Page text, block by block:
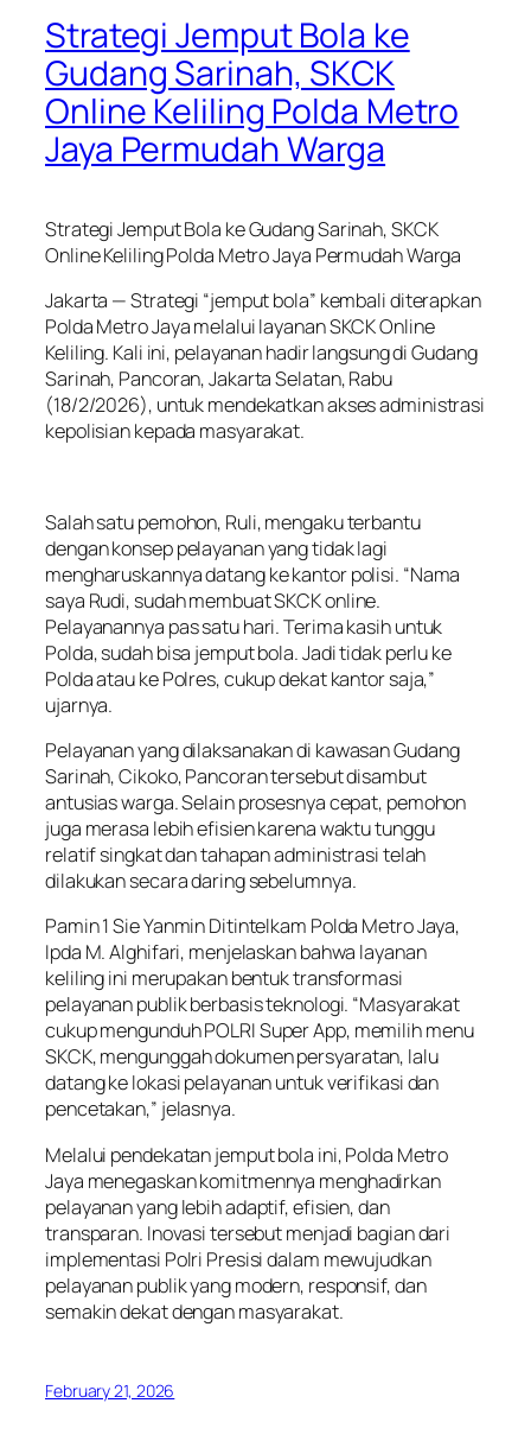
Strategi Jemput Bola ke
Gudang Sarinah, SKCK
Online Keliling Polda Metro
Jaya Permudah Warga
Strategi Jemput Bola ke Gudang Sarinah, SKCK
Online Keliling Polda Metro Jaya Permudah Warga
Jakarta — Strategi “jemput bola” kembali diterapkan
Polda Metro Jaya melalui layanan SKCK Online
Keliling. Kali ini, pelayanan hadir langsung di Gudang
Sarinah, Pancoran, Jakarta Selatan, Rabu
(18/2/2026), untuk mendekatkan akses administrasi
kepolisian kepada masyarakat.
Salah satu pemohon, Ruli, mengaku terbantu
dengan konsep pelayanan yang tidak lagi
mengharuskannya datang ke kantor polisi. “Nama
saya Rudi, sudah membuat SKCK online.
Pelayanannya pas satu hari. Terima kasih untuk
Polda, sudah bisa jemput bola. Jadi tidak perlu ke
Polda atau ke Polres, cukup dekat kantor saja,”
ujarnya.
Pelayanan yang dilaksanakan di kawasan Gudang
Sarinah, Cikoko, Pancoran tersebut disambut
antusias warga. Selain prosesnya cepat, pemohon
juga merasa lebih efisien karena waktu tunggu
relatif singkat dan tahapan administrasi telah
dilakukan secara daring sebelumnya.
Pamin 1 Sie Yanmin Ditintelkam Polda Metro Jaya,
Ipda M. Alghifari, menjelaskan bahwa layanan
keliling ini merupakan bentuk transformasi
pelayanan publik berbasis teknologi. “Masyarakat
cukup mengunduh POLRI Super App, memilih menu
SKCK, mengunggah dokumen persyaratan, lalu
datang ke lokasi pelayanan untuk verifikasi dan
pencetakan,” jelasnya.
Melalui pendekatan jemput bola ini, Polda Metro
Jaya menegaskan komitmennya menghadirkan
pelayanan yang lebih adaptif, efisien, dan
transparan. Inovasi tersebut menjadi bagian dari
implementasi Polri Presisi dalam mewujudkan
pelayanan publik yang modern, responsif, dan
semakin dekat dengan masyarakat.
February 21, 2026